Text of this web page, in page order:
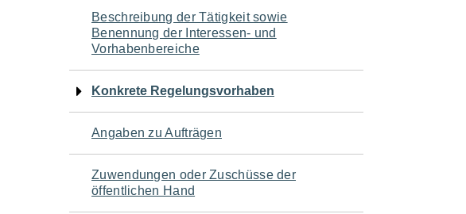
den
Seiteninhalt
Beschreibung der Tätigkeit sowie
Benennung der Interessen- und
Vorhabenbereiche
Konkrete Regelungsvorhaben
Angaben zu Aufträgen
Zuwendungen oder Zuschüsse der
öffentlichen Hand